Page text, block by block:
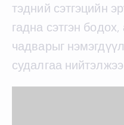
тэдний сэтгэцийн
гадна сэтгэн
чадварыг
судалгаа